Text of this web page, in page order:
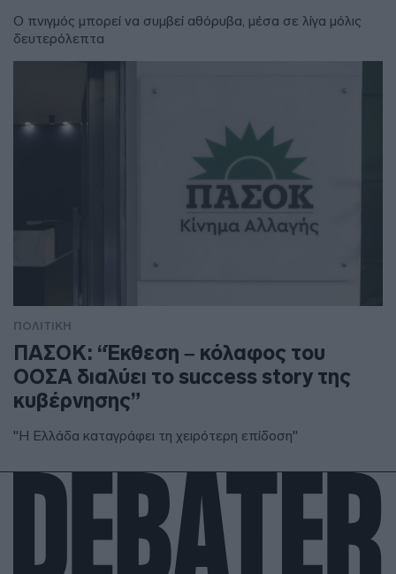
Ο πνιγμός μπορεί να συμβεί αθόρυβα, μέσα σε λίγα μόλις
δευτερόλεπτα
ΠΟΛΙΤΙΚΗ
ΠΑΣΟΚ: “Έκθεση – κόλαφος του
ΟΟΣΑ διαλύει το success story της
κυβέρνησης”
"Η Ελλάδα καταγράφει τη χειρότερη επίδοση"